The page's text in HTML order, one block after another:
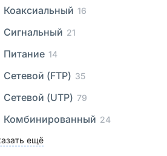
Коаксиальный 16
Сигнальный 21
Питание 14
Сетевой (FTP) 35
Сетевой (UTP) 79
Комбинированный 24
ещё